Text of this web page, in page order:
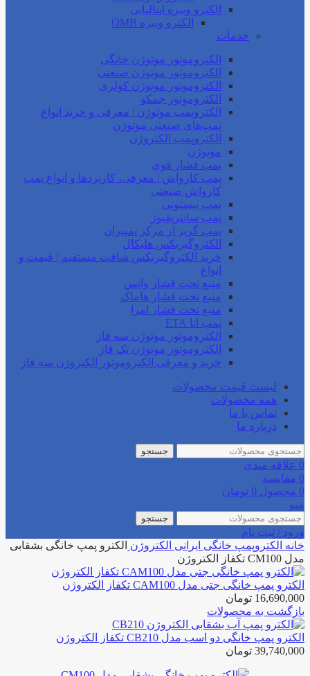
الکترو ویبره ایتالیایی
الکترو ویبره OMB
خدمات
الکتروموتور موتوژن خانگی
الکتروموتور موتوژن صنعتی
الکتروموتور موتوژن کولری
الکتروموتور جمکو
الکتروپمپ موتوژن | معرفی و خرید انواع
پمپ‌های صنعتی موتوژن
الکتروپمپ الکتروژن
موتوژن
پمپ فشار قوی
پمپ کارواش | معرفی، کاربردها و انواع پمپ
کارواش صنعتی
پمپ پیستونی
پمپ سانتریفیوژ
پمپ گریز از مرکز پمپیران
الکتروگیربکس هلیکال
خرید الکتروگیربکس شافت مستقیم | قیمت و
انواع
منبع تحت فشار واتس
منبع تحت فشار هاماک
منبع تحت فشار امرا
پمپ اتا ETA
الکتروموتور موتوژن سه فاز
الکتروموتور موتوژن تک فاز
خرید و معرفی الکتروموتور الکتروژن سه فاز
لیست قیمت محصولات
همه محصولات
تماس با ما
درباره ما
جستجو
0 علاقه مندی
0 مقایسه
0 محصول 0 تومان
منو
جستجو
ورود / ثبت نام
خانه الکتروپمپ خانگی ایرانی الکتروژن الکترو پمپ خانگی بشقابی
مدل CM100 تکفاز الکتروژن
الکترو پمپ خانگی جتی مدل CAM100 تکفاز الکتروژن
16,690,000 تومان
بازگشت به محصولات
الکترو پمپ خانگی دو اسب مدل CB210 تکفاز الکتروژن
39,740,000 تومان